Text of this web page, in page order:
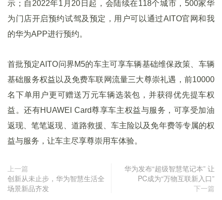
示；自2022年1月20日起，会陆续在118个城市，500家华
为门店开启预约试驾及预定，用户可以通过AITO官网和我
的华为APP进行预约。
首批预定AITO问界M5的车主可享车辆基础维保政策、车辆
基础服务权益以及免费车联网流量三大尊崇礼遇，前10000
名下单用户更可赠送万元车辆选装包，并获得优先提车权
益。还有HUAWEI Card尊享车主权益与服务，可享受加油
返现、笔笔返现、道路救援、车主险以及免年费等专属的权
益与服务，让车主尽享尊崇用车体验。
上一篇
创新从未止步，华为智慧生活全
场景新品齐发
华为发布“超级智慧笔记本” 让
PC成为“万物互联新入口”
下一篇